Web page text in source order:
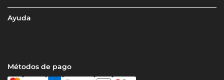
Ayuda
Métodos de pago